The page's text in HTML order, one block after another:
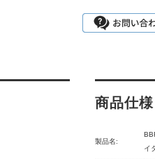
商品仕様
製品名:
イ